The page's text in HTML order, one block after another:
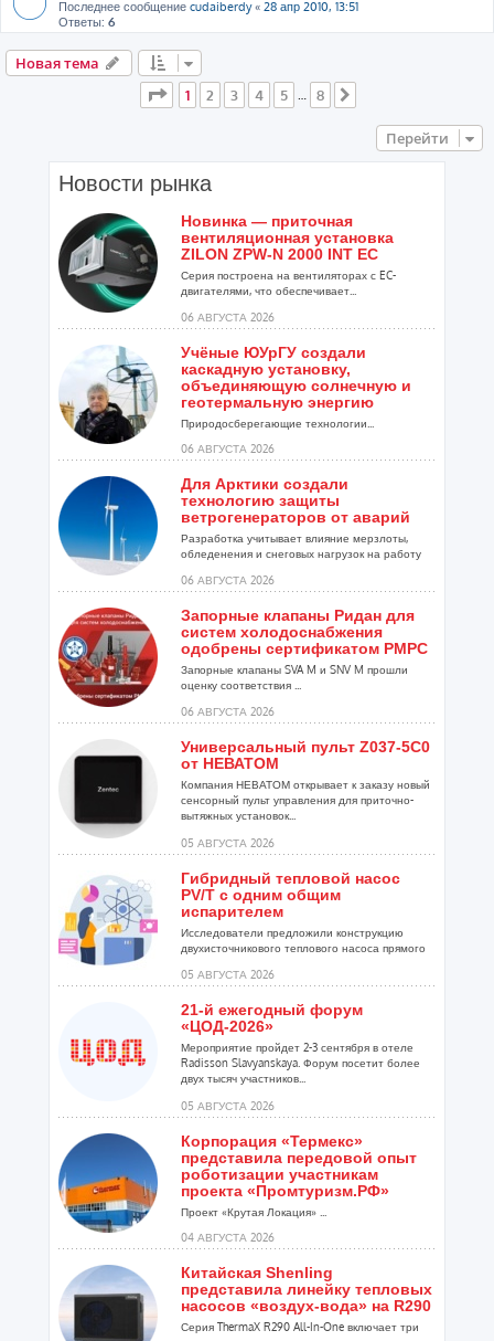
Последнее сообщение cudaiberdy« 28 апр 2010, 13:51
Ответы: 6
Новая тема
Страница
из
1 2 3 4 5 … 8
Перейти
Новости рынка
Новинка — приточная
вентиляционная установка
ZILON ZPW-N 2000 INT EC
Серия построена на вентиляторах с EC-
двигателями, что обеспечивает...
06 АВГУСТА 2026
Учёные ЮУрГУ создали
каскадную установку,
объединяющую солнечную и
геотермальную энергию
Природосберегающие технологии...
06 АВГУСТА 2026
Для Арктики создали
технологию защиты
ветрогенераторов от аварий
Разработка учитывает влияние мерзлоты,
обледенения и снеговых нагрузок на работу
06 АВГУСТА 2026
Запорные клапаны Ридан для
систем холодоснабжения
одобрены сертификатом РМРС
Запорные клапаны SVA M и SNV M прошли
оценку соответствия ...
06 АВГУСТА 2026
Универсальный пульт Z037-5C0
от НЕВАТОМ
Компания НЕВАТОМ открывает к заказу новый
сенсорный пульт управления для приточно-
вытяжных установок...
05 АВГУСТА 2026
Гибридный тепловой насос
PV/T с одним общим
испарителем
Исследователи предложили конструкцию
двухисточникового теплового насоса прямого
05 АВГУСТА 2026
21-й ежегодный форум
«ЦОД-2026»
Мероприятие пройдет 2-3 сентября в отеле
Radisson Slavyanskaya. Форум посетит более
двух тысяч участников...
05 АВГУСТА 2026
Корпорация «Термекс»
представила передовой опыт
роботизации участникам
проекта «Промтуризм.РФ»
Проект «Крутая Локация» ...
04 АВГУСТА 2026
Китайская Shenling
представила линейку тепловых
насосов «воздух-вода» на R290
Серия ThermaX R290 All-In-One включает три